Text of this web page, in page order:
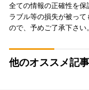
全ての情報の正確性を保
ラブル等の損失が被っ
ので、予めご了承下さい。
他のオススメ記事